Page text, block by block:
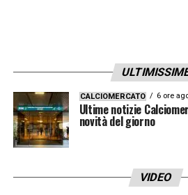
La decisione finale spetta
partenopeo, ma la
pronta a cogliere
aprisse uno spiraglio.
all’attacco doriano,
CALCIOMERCATO 6 ore
Ultime notizie
novità del giorno
VIDEO